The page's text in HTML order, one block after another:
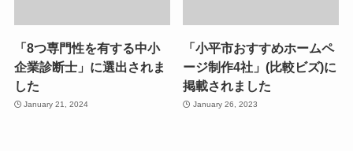
「8つ専門性を有する中小
企業診断士」に選出されま
した
January 21, 2024
「小平市おすすめホームペ
ージ制作4社」(比較ビズ)に
掲載されました
January 26, 2023